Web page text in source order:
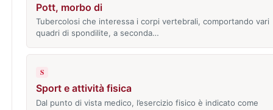
Pott, morbo di
Tubercolosi che interessa i corpi vertebrali, comportando vari
quadri di spondilite, a seconda…
S
Sport e attività fisica
Dal punto di vista medico, l’esercizio fisico è indicato come